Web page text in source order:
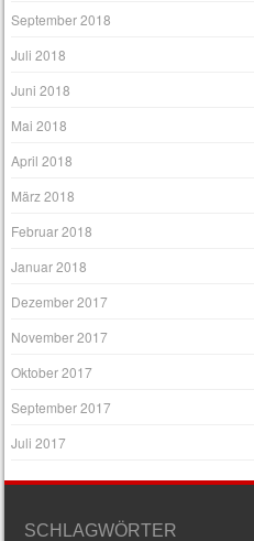
September 2018
Juli 2018
Juni 2018
Mai 2018
April 2018
März 2018
Februar 2018
Januar 2018
Dezember 2017
November 2017
Oktober 2017
September 2017
Juli 2017
SCHLAGWÖRTER